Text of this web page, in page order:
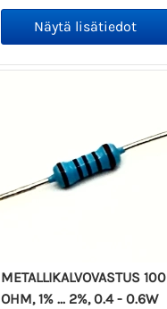
METALLIKALVOVASTUS 100
OHM, 1% ... 2%, 0.4 - 0.6W